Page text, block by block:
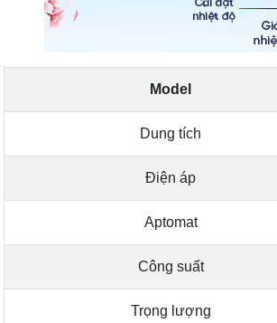
Model
Dung tích
Điện áp
Aptomat
Công suất
Trọng lượng